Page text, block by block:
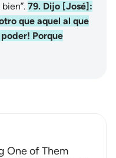
One of Them
79. Dijo [José]:
que aquel al que
poder! Porque